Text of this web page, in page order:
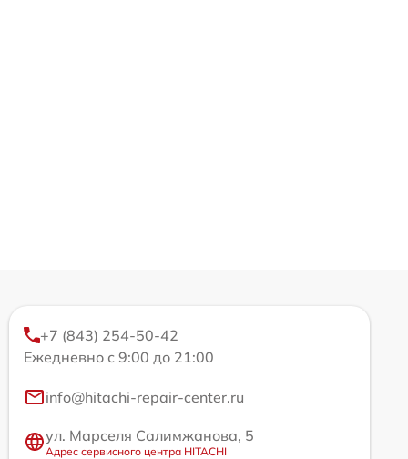
+7 (843) 254-50-42
Ежедневно с 9:00 до 21:00
info@hitachi-repair-center.ru
ул. Марселя Салимжанова, 5
Адрес сервисного центра HITACHI